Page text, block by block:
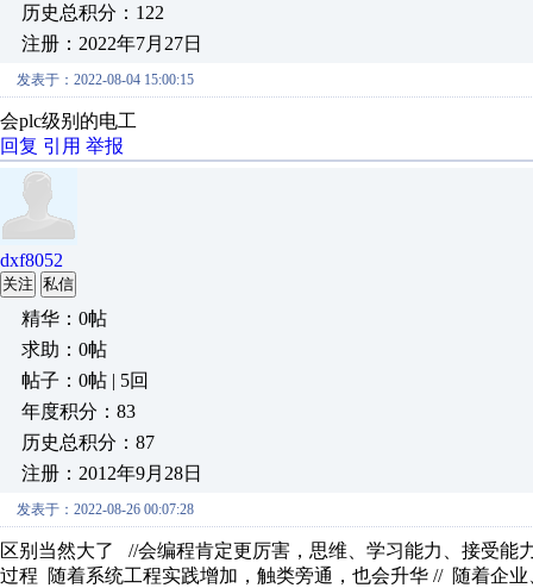
历史总积分：122
注册：2022年7月27日
发表于：2022-08-04 15:00:15
会plc级别的电工
回复 引用 举报
dxf8052
关注 私信
精华：0帖
求助：0帖
帖子：0帖 | 5回
年度积分：83
历史总积分：87
注册：2012年9月28日
发表于：2022-08-26 00:07:28
区别当然大了 //会编程肯定更厉害，思维、学习能力、接受能
过程 随着系统工程实践增加，触类旁通，也会升华 // 随着企